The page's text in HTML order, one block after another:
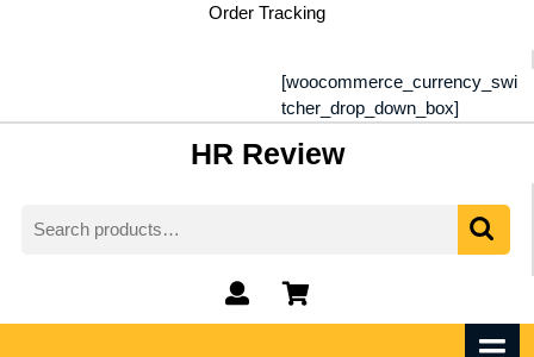
Order Tracking
[woocommerce_currency_swi
tcher_drop_down_box]
HR Review
for:
My
Account
shopping
cart